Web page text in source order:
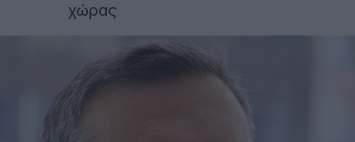
χώρας